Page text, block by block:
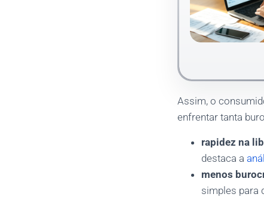
Assim, o
enfrentar tanta
rapidez na
destaca a
menos
simples para